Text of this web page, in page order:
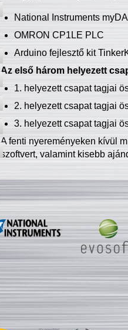
National Instruments
OMRON CP1LE PLC
Arduino fejlesztő kit
Az első három helyezett
1. helyezett csapat tagjai
2. helyezett csapat tagjai
3. helyezett csapat tagjai
A fenti nyereményeken kívül
szoftvert, valamint kisebb